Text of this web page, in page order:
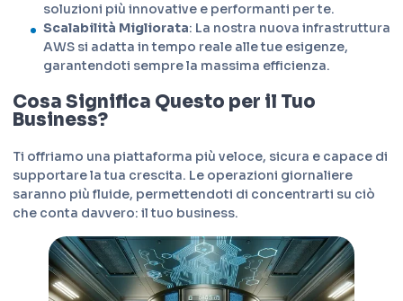
soluzioni più innovative e performanti per te.
Scalabilità Migliorata: La nostra nuova infrastruttura
AWS si adatta in tempo reale alle tue esigenze,
garantendoti sempre la massima efficienza.
Cosa Significa Questo per il Tuo
Business?
Ti offriamo una piattaforma più veloce, sicura e capace di
supportare la tua crescita. Le operazioni giornaliere
saranno più fluide, permettendoti di concentrarti su ciò
che conta davvero: il tuo business.